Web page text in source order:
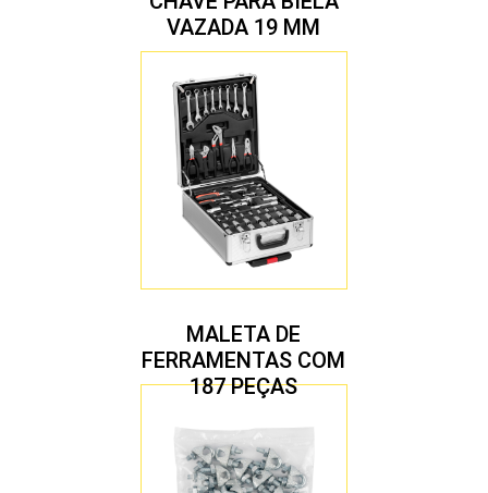
VAZADA 19 MM
MALETA DE
FERRAMENTAS COM
187 PEÇAS